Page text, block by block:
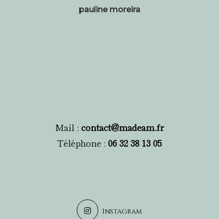
pauline moreira
Mail : contact@madeam.fr
Téléphone : 06 32 38 13 05
Instagram